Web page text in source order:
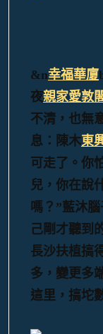
&n幸福華廈
夜親家愛敦
不清，也無
息：陳木東
可走了。你
兒，你在說
嗎？”藍沐
己剛才聽到
長沙扶植搞
多，變更多
這里，搞坨